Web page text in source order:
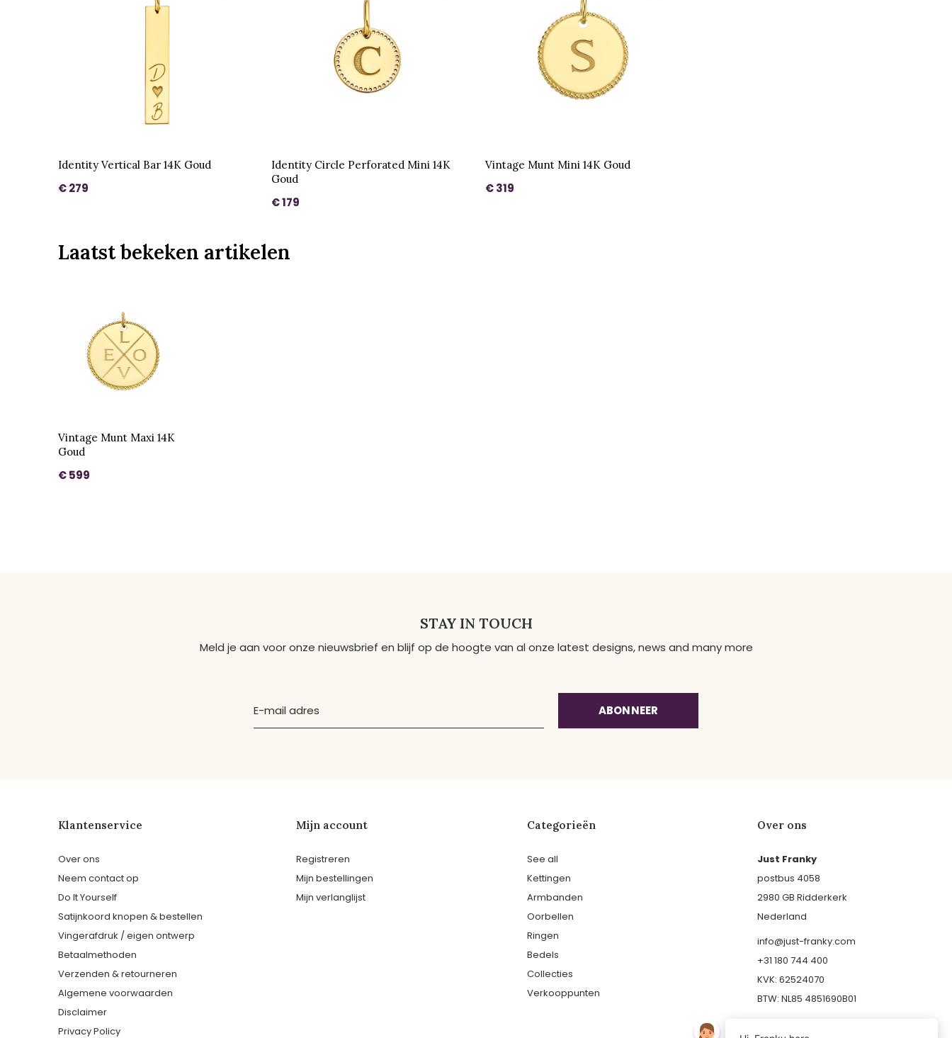
Identity Vertical Bar 14K Goud
€ 279
Identity Circle Perforated Mini 14K
Goud
€ 179
Vintage Munt Mini 14K Goud
€ 319
Laatst bekeken artikelen
Vintage Munt Maxi 14K
Goud
€ 599
STAY IN TOUCH
Meld je aan voor onze nieuwsbrief en blijf op de hoogte van al onze latest designs, news and many more
ABONNEER
Klantenservice
Over ons
Neem contact op
Do It Yourself
Satijnkoord knopen & bestellen
Vingerafdruk / eigen ontwerp
Betaalmethoden
Verzenden & retourneren
Algemene voorwaarden
Disclaimer
Privacy Policy
Mijn account
Registreren
Mijn bestellingen
Mijn verlanglijst
Categorieën
See all
Kettingen
Armbanden
Oorbellen
Ringen
Bedels
Collecties
Verkooppunten
Over ons
Just Franky
postbus 4058
2980 GB Ridderkerk
Nederland
info@just-franky.com
+31 180 744 400
KVK: 62524070
BTW: NL85 4851690B01